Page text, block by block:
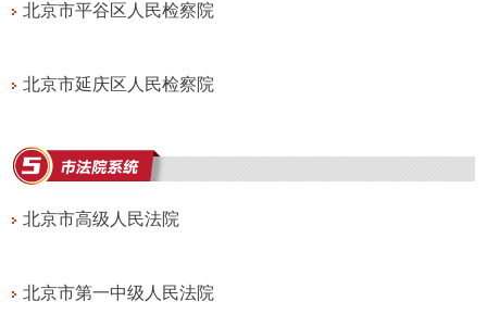
北京市平谷区人民检察院
北京市延庆区人民检察院
北京市高级人民法院
北京市第一中级人民法院